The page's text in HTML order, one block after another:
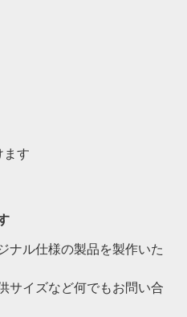
ます
ナル仕様の製品を製作いた
サイズなど何でもお問い合